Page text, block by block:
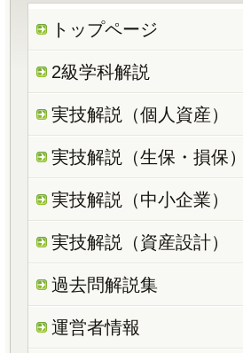
トップページ
2級学科解説
実技解説（個人資産）
実技解説（生保・損保）
実技解説（中小企業）
実技解説（資産設計）
過去問解説集
運営者情報